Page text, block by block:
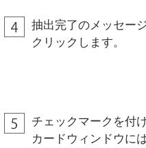
抽出完了のメッセー
クリックします。
チェックマークを付
カードウィンドウに